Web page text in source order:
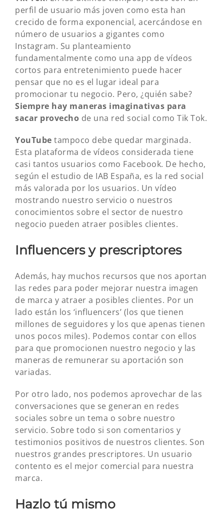
perfil de usuario más joven como esta han
crecido de forma exponencial, acercándose en
número de usuarios a gigantes como
Instagram. Su planteamiento
fundamentalmente como una app de vídeos
cortos para entretenimiento puede hacer
pensar que no es el lugar ideal para
promocionar tu negocio. Pero, ¿quién sabe?
Siempre hay maneras imaginativas para
sacar provecho de una red social como Tik Tok.
YouTube tampoco debe quedar marginada.
Esta plataforma de vídeos considerada tiene
casi tantos usuarios como Facebook. De hecho,
según el estudio de IAB España, es la red social
más valorada por los usuarios. Un vídeo
mostrando nuestro servicio o nuestros
conocimientos sobre el sector de nuestro
negocio pueden atraer posibles clientes.
Influencers y prescriptores
Además, hay muchos recursos que nos aportan
las redes para poder mejorar nuestra imagen
de marca y atraer a posibles clientes. Por un
lado están los ‘influencers’ (los que tienen
millones de seguidores y los que apenas tienen
unos pocos miles). Podemos contar con ellos
para que promocionen nuestro negocio y las
maneras de remunerar su aportación son
variadas.
Por otro lado, nos podemos aprovechar de las
conversaciones que se generan en redes
sociales sobre un tema o sobre nuestro
servicio. Sobre todo si son comentarios y
testimonios positivos de nuestros clientes. Son
nuestros grandes prescriptores. Un usuario
contento es el mejor comercial para nuestra
marca.
Hazlo tú mismo